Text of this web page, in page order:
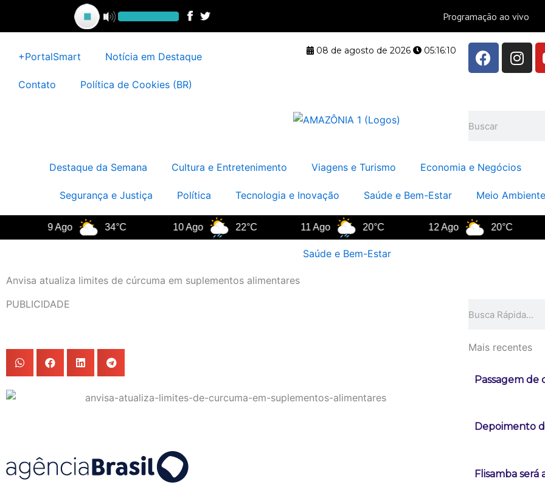
conteúdo
+PortalSmart Notícia em Destaque
Contato Política de Cookies (BR)
08 de agosto de 2026 05:16:11
F
a
o
I
n
m
Destaque da Semana Cultura e Entretenimento Viagens e Turismo Economia e Negócios
Segurança e Justiça Política Tecnologia e Inovação Saúde e Bem-Estar Meio
9 Ago 34°C 10 Ago 22°C 11 Ago 20°C 12 Ago 20°C
Saúde e Bem-Estar
Anvisa atualiza limites de cúrcuma em suplementos alimentares
PUBLICIDADE
Mais recentes
Passagem
Depoimento
Flisamba